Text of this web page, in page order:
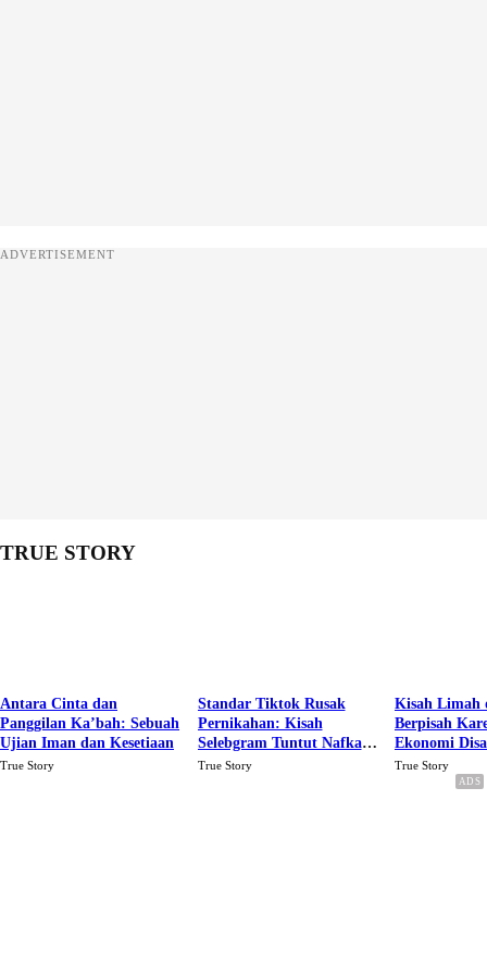
ADVERTISEMENT
TRUE STORY
Antara Cinta dan
Panggilan Ka’bah: Sebuah
Ujian Iman dan Kesetiaan
True Story
Standar Tiktok Rusak
Pernikahan: Kisah
Selebgram Tuntut Nafkah
Rp.15 Juta Perbulan
True Story
Kisah Limah
Berpisah
Ekonomi
Karena Cinta
True Story